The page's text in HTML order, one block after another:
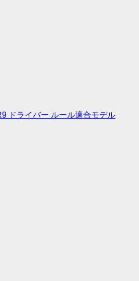
ドライバー ルール適合モデル